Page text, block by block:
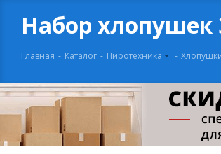
Набор хлопушек
Главная - Каталог - Пиротехника -